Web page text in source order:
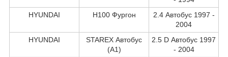
HYUNDAI
H100 Фургон
2.4 Автобус 1997 -
2004
HYUNDAI
STAREX Автобус
(A1)
2.5 D Автобус 1997
- 2004